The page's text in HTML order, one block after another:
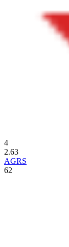
4
2.63
AGRS
62